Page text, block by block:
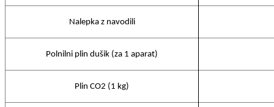
Nalepka z navodili
Polnilni plin dušik (za 1 aparat)
Plin CO2 (1 kg)